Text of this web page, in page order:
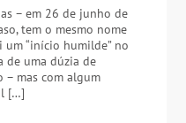
– em 26 de junho de
tem o mesmo nome
“início humilde” no
de uma dúzia de
– mas com algum
[…]